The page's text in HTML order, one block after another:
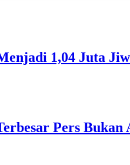
1,04 Juta
Pers